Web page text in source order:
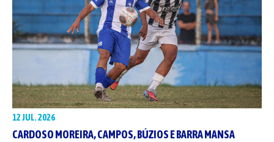
12 JUL. 2026
CARDOSO MOREIRA, CAMPOS, BÚZIOS E BARRA MANSA